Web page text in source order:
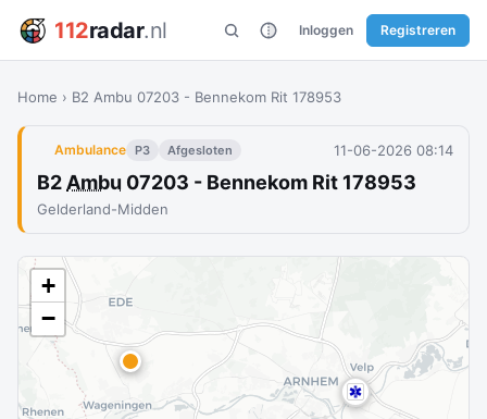
112radar.nl Inloggen Registreren
Home › B2 Ambu 07203 - Bennekom Rit 178953
Ambulance P3 Afgesloten 11-06-2026 08:14
B2 Ambu 07203 - Bennekom Rit 178953
Gelderland-Midden
+
−